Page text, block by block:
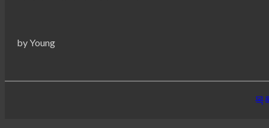
by Young
목